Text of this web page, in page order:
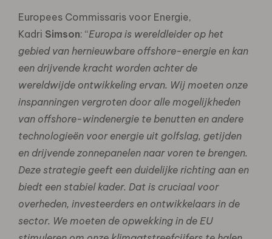
Europees Commissaris voor Energie,
Kadri Simson: “Europa is wereldleider op het
gebied van hernieuwbare offshore-energie en kan
een drijvende kracht worden achter de
wereldwijde ontwikkeling ervan. Wij moeten onze
inspanningen vergroten door alle mogelijkheden
van offshore-windenergie te benutten en andere
technologieën voor energie uit golfslag, getijden
en drijvende zonnepanelen naar voren te brengen.
Deze strategie geeft een duidelijke richting aan en
biedt een stabiel kader. Dat is cruciaal voor
overheden, investeerders en ontwikkelaars in de
sector. We moeten de opwekking in de EU